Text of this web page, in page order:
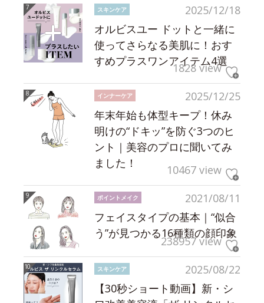
2025/12/18
スキンケア
オルビスユー ドットと一緒に
使ってさらなる美肌に！おす
すめプラスワンアイテム4選
1828 view
2025/12/25
インナーケア
年末年始も体型キープ！休み
明けの“ドキッ”を防ぐ3つのヒ
ント｜美容のプロに聞いてみ
ました！
10467 view
2021/08/11
ポイントメイク
フェイスタイプの基本｜“似合
う”が見つかる16種類の顔印象
238957 view
2025/08/22
スキンケア
【30秒ショート動画】新・シ